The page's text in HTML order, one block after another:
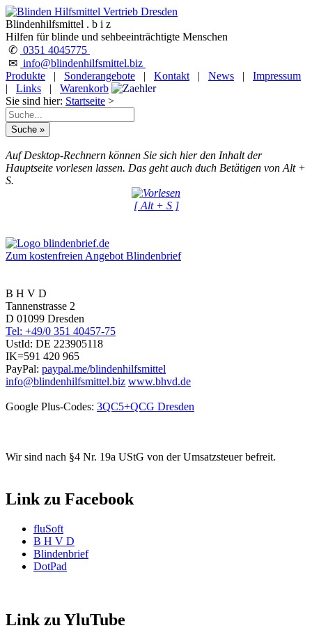
Blindenhilfsmittel . b i z
Hilfen für blinde und sehbeeinträchtigte Menschen
✆ 0351 4045775
✉ info@blindenhilfsmittel.biz
Produkte
| Sonderangebote | Kontakt | News |
Impressum
|
Links |
Warenkorb
Sie sind hier: Startseite >
Auf Desktop-Rechnern können Sie sich hier den Inhalt der
Hauptseite vorlesen lassen. Das geht auch duch Betätigen von Alt +
S.
[ Alt + S ]
Zum kostenfreien Angebot Blindenbrief
B H V D
Tannenstrasse 2
D 01099 Dresden
Tel: +49/0 351 40457-75
UstId: DE 223905118
IK=591 420 965
PayPal: paypal.me/blindenhilfsmittel
info@blindenhilfsmittel.biz www.bhvd.de
Google Plus-Codes: 3QC5+QCG Dresden
Wir sind nach §4 Nr. 19a UStG von der Umsatzsteuer befreit.
Link zu Facebook
fluSoft
B H V D
Blindenbrief
DotPad
Link zu YluTube